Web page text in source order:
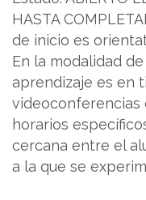
HASTA
de inicio es
En la modalidad
aprendizaje es en
videoconferencias
horarios
cercana entre el
a la que se